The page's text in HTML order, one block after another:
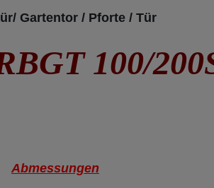
Gartentor / Pforte / Tür
100/
Abmessungen